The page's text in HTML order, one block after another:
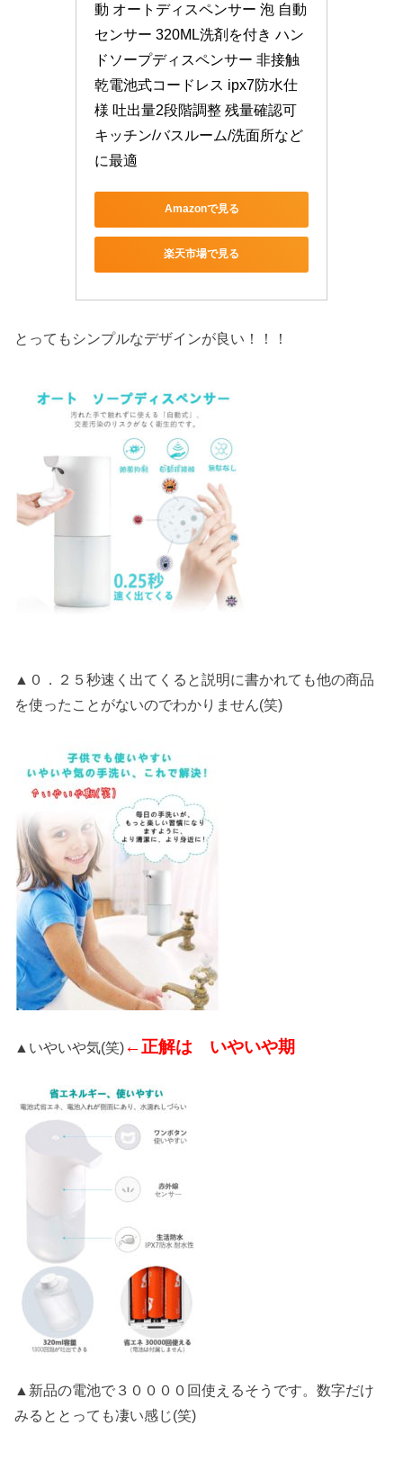
動 オートディスペンサー 泡 自動
センサー 320ML洗剤を付き ハン
ドソープディスペンサー 非接触
乾電池式コードレス ipx7防水仕
様 吐出量2段階調整 残量確認可
キッチン/バスルーム/洗面所など
に最適
Amazonで見る
楽天市場で見る
とってもシンプルなデザインが良い！！！
▲０．２５秒速く出てくると説明に書かれても他の商品
を使ったことがないのでわかりません(笑)
▲いやいや気(笑) ←正解は いやいや期
▲新品の電池で３００００回使えるそうです。数字だけ
みるととっても凄い感じ(笑)